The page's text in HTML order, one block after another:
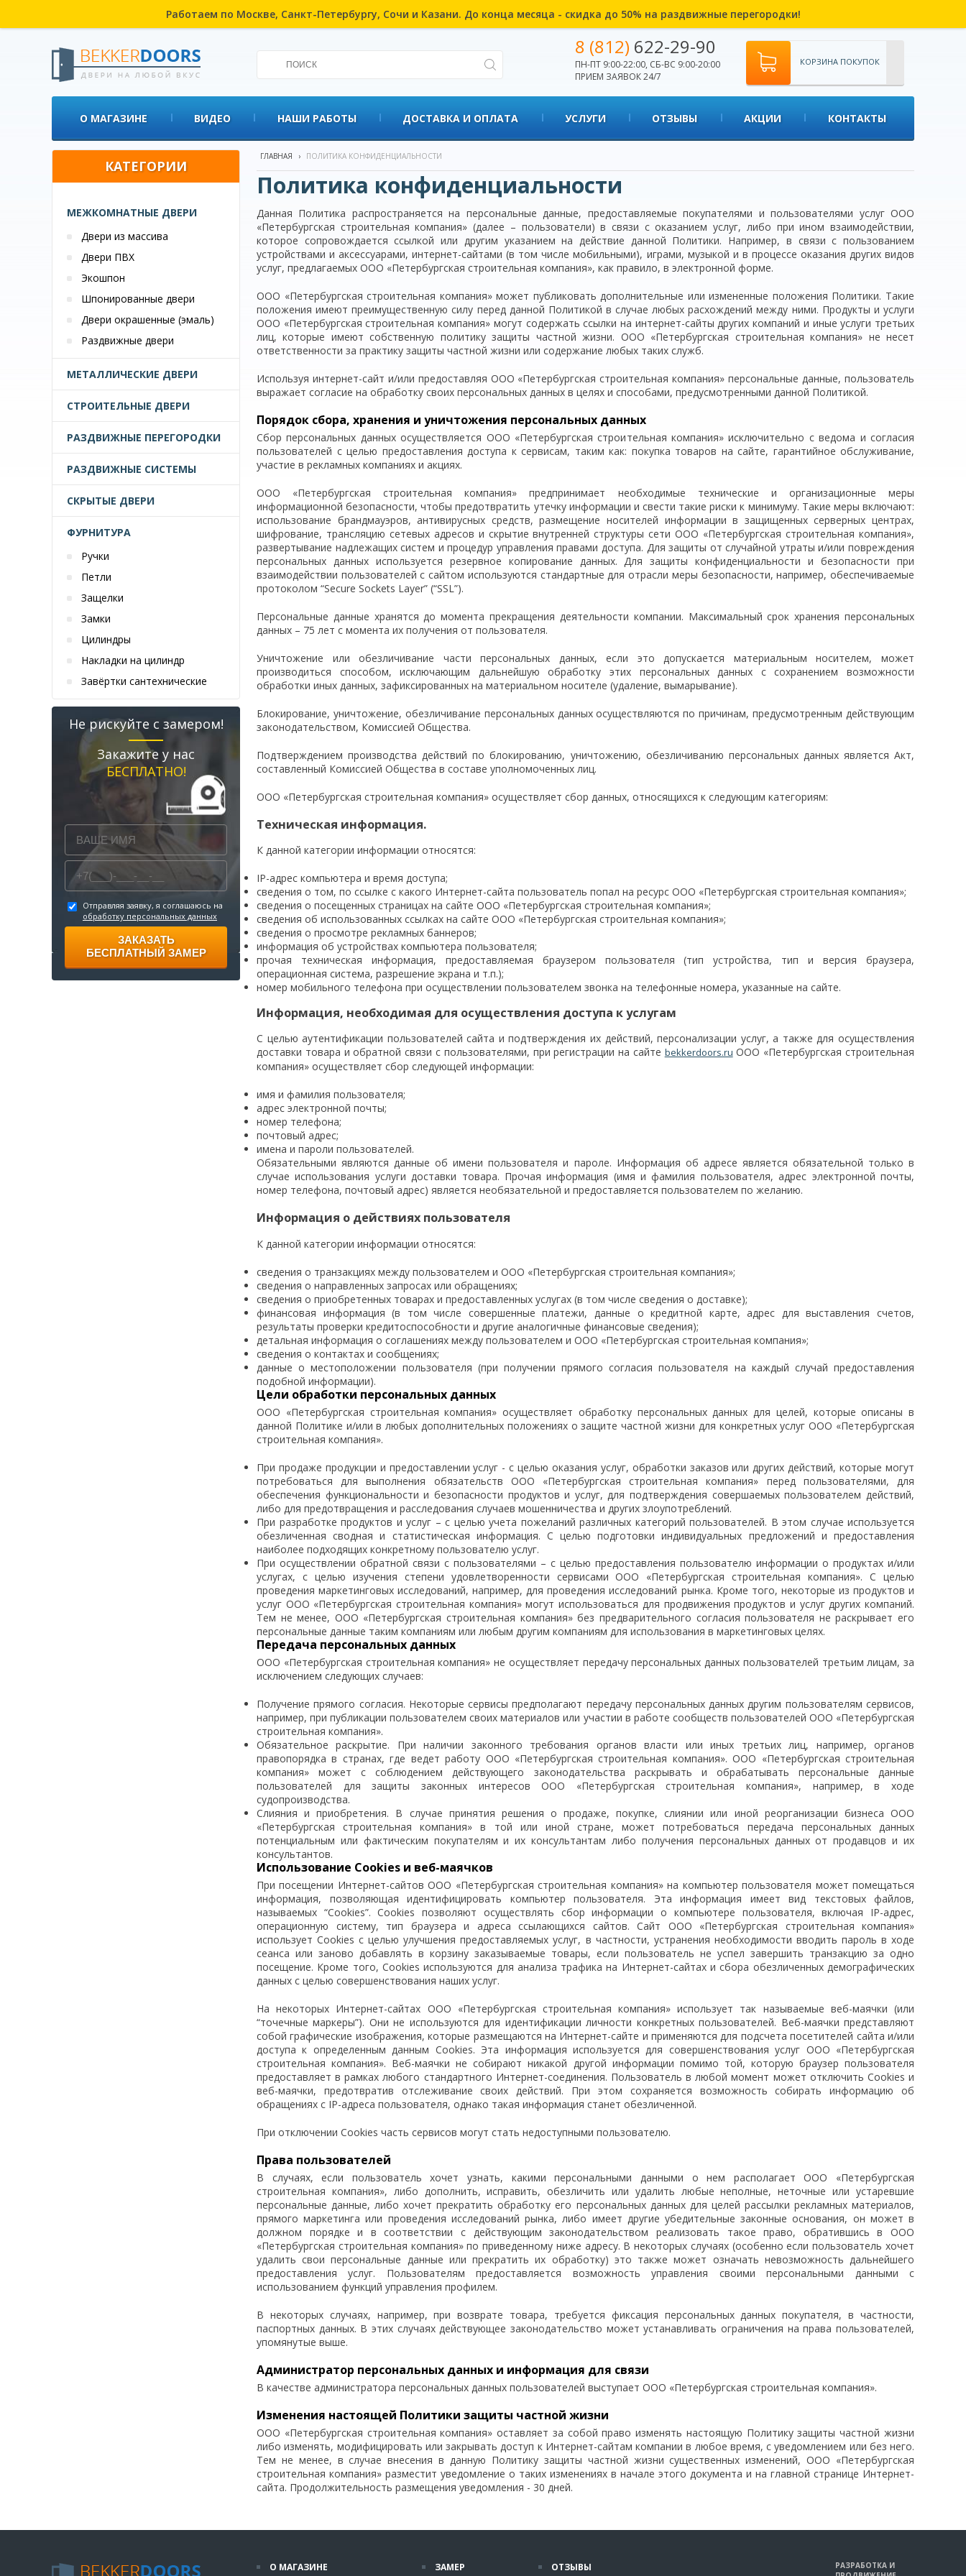
Работаем по Москве, Санкт-Петербургу, Сочи и Казани. До конца месяца - скидка до 50% на раздвижные перегородки!
8 (812) 622-29-90
ПН-ПТ 9:00-22:00, СБ-ВС 9:00-20:00
ПРИЕМ ЗАЯВОК 24/7
КОРЗИНА ПОКУПОК
О МАГАЗИНЕ ВИДЕО НАШИ РАБОТЫ ДОСТАВКА И ОПЛАТА УСЛУГИ ОТЗЫВЫ АКЦИИ КОНТАКТЫ
КАТЕГОРИИ
МЕЖКОМНАТНЫЕ ДВЕРИ
Двери из массива
Двери ПВХ
Экошпон
Шпонированные двери
Двери окрашенные (эмаль)
Раздвижные двери
МЕТАЛЛИЧЕСКИЕ ДВЕРИ
СТРОИТЕЛЬНЫЕ ДВЕРИ
РАЗДВИЖНЫЕ ПЕРЕГОРОДКИ
РАЗДВИЖНЫЕ СИСТЕМЫ
СКРЫТЫЕ ДВЕРИ
ФУРНИТУРА
Ручки
Петли
Защелки
Замки
Цилиндры
Накладки на цилиндр
Завёртки сантехнические
Не рискуйте с замером!
Закажите у нас
БЕСПЛАТНО!
Отправляя заявку, я соглашаюсь на
обработку персональных данных
ЗАКАЗАТЬ
БЕСПЛАТНЫЙ ЗАМЕР
ГЛАВНАЯ › ПОЛИТИКА КОНФИДЕНЦИАЛЬНОСТИ
Политика конфиденциальности
Данная Политика распространяется на персональные данные, предоставляемые покупателями и пользователями услуг ООО
«Петербургская строительная компания» (далее – пользователи) в связи с оказанием услуг, либо при ином взаимодействии,
которое сопровождается ссылкой или другим указанием на действие данной Политики. Например, в связи с пользованием
устройствами и аксессуарами, интернет-сайтами (в том числе мобильными), играми, музыкой и в процессе оказания других видов
услуг, предлагаемых ООО «Петербургская строительная компания», как правило, в электронной форме.
ООО «Петербургская строительная компания» может публиковать дополнительные или измененные положения Политики. Такие
положения имеют преимущественную силу перед данной Политикой в случае любых расхождений между ними. Продукты и услуги
ООО «Петербургская строительная компания» могут содержать ссылки на интернет-сайты других компаний и иные услуги третьих
лиц, которые имеют собственную политику защиты частной жизни. ООО «Петербургская строительная компания» не несет
ответственности за практику защиты частной жизни или содержание любых таких служб.
Используя интернет-сайт и/или предоставляя ООО «Петербургская строительная компания» персональные данные, пользователь
выражает согласие на обработку своих персональных данных в целях и способами, предусмотренными данной Политикой.
Порядок сбора, хранения и уничтожения персональных данных
Сбор персональных данных осуществляется ООО «Петербургская строительная компания» исключительно с ведома и согласия
пользователей с целью предоставления доступа к сервисам, таким как: покупка товаров на сайте, гарантийное обслуживание,
участие в рекламных компаниях и акциях.
ООО «Петербургская строительная компания» предпринимает необходимые технические и организационные меры
информационной безопасности, чтобы предотвратить утечку информации и свести такие риски к минимуму. Такие меры включают:
использование брандмауэров, антивирусных средств, размещение носителей информации в защищенных серверных центрах,
шифрование, трансляцию сетевых адресов и скрытие внутренней структуры сети ООО «Петербургская строительная компания»,
развертывание надлежащих систем и процедур управления правами доступа. Для защиты от случайной утраты и/или повреждения
персональных данных используется резервное копирование данных. Для защиты конфиденциальности и безопасности при
взаимодействии пользователей с сайтом используются стандартные для отрасли меры безопасности, например, обеспечиваемые
протоколом “Secure Sockets Layer” (“SSL”).
Персональные данные хранятся до момента прекращения деятельности компании. Максимальный срок хранения персональных
данных – 75 лет с момента их получения от пользователя.
Уничтожение или обезличивание части персональных данных, если это допускается материальным носителем, может
производиться способом, исключающим дальнейшую обработку этих персональных данных с сохранением возможности
обработки иных данных, зафиксированных на материальном носителе (удаление, вымарывание).
Блокирование, уничтожение, обезличивание персональных данных осуществляются по причинам, предусмотренным действующим
законодательством, Комиссией Общества.
Подтверждением производства действий по блокированию, уничтожению, обезличиванию персональных данных является Акт,
составленный Комиссией Общества в составе уполномоченных лиц.
ООО «Петербургская строительная компания» осуществляет сбор данных, относящихся к следующим категориям:
Техническая информация.
К данной категории информации относятся:
IP-адрес компьютера и время доступа;
сведения о том, по ссылке с какого Интернет-сайта пользователь попал на ресурс ООО «Петербургская строительная компания»;
сведения о посещенных страницах на сайте ООО «Петербургская строительная компания»;
сведения об использованных ссылках на сайте ООО «Петербургская строительная компания»;
сведения о просмотре рекламных баннеров;
информация об устройствах компьютера пользователя;
прочая техническая информация, предоставляемая браузером пользователя (тип устройства, тип и версия браузера,
операционная система, разрешение экрана и т.п.);
номер мобильного телефона при осуществлении пользователем звонка на телефонные номера, указанные на сайте.
Информация, необходимая для осуществления доступа к услугам
С целью аутентификации пользователей сайта и подтверждения их действий, персонализации услуг, а также для осуществления
доставки товара и обратной связи с пользователями, при регистрации на сайте bekkerdoors.ru ООО «Петербургская строительная
компания» осуществляет сбор следующей информации:
имя и фамилия пользователя;
адрес электронной почты;
номер телефона;
почтовый адрес;
имена и пароли пользователей.
Обязательными являются данные об имени пользователя и пароле. Информация об адресе является обязательной только в
случае использования услуги доставки товара. Прочая информация (имя и фамилия пользователя, адрес электронной почты,
номер телефона, почтовый адрес) является необязательной и предоставляется пользователем по желанию.
Информация о действиях пользователя
К данной категории информации относятся:
сведения о транзакциях между пользователем и ООО «Петербургская строительная компания»;
сведения о направленных запросах или обращениях;
сведения о приобретенных товарах и предоставленных услугах (в том числе сведения о доставке);
финансовая информация (в том числе совершенные платежи, данные о кредитной карте, адрес для выставления счетов,
результаты проверки кредитоспособности и другие аналогичные финансовые сведения);
детальная информация о соглашениях между пользователем и ООО «Петербургская строительная компания»;
сведения о контактах и сообщениях;
данные о местоположении пользователя (при получении прямого согласия пользователя на каждый случай предоставления
подобной информации).
Цели обработки персональных данных
ООО «Петербургская строительная компания» осуществляет обработку персональных данных для целей, которые описаны в
данной Политике и/или в любых дополнительных положениях о защите частной жизни для конкретных услуг ООО «Петербургская
строительная компания».
При продаже продукции и предоставлении услуг - с целью оказания услуг, обработки заказов или других действий, которые могут
потребоваться для выполнения обязательств ООО «Петербургская строительная компания» перед пользователями, для
обеспечения функциональности и безопасности продуктов и услуг, для подтверждения совершаемых пользователем действий,
либо для предотвращения и расследования случаев мошенничества и других злоупотреблений.
При разработке продуктов и услуг – с целью учета пожеланий различных категорий пользователей. В этом случае используется
обезличенная сводная и статистическая информация. С целью подготовки индивидуальных предложений и предоставления
наиболее подходящих конкретному пользователю услуг.
При осуществлении обратной связи с пользователями – с целью предоставления пользователю информации о продуктах и/или
услугах, с целью изучения степени удовлетворенности сервисами ООО «Петербургская строительная компания». С целью
проведения маркетинговых исследований, например, для проведения исследований рынка. Кроме того, некоторые из продуктов и
услуг ООО «Петербургская строительная компания» могут использоваться для продвижения продуктов и услуг других компаний.
Тем не менее, ООО «Петербургская строительная компания» без предварительного согласия пользователя не раскрывает его
персональные данные таким компаниям или любым другим компаниям для использования в маркетинговых целях.
Передача персональных данных
ООО «Петербургская строительная компания» не осуществляет передачу персональных данных пользователей третьим лицам, за
исключением следующих случаев:
Получение прямого согласия. Некоторые сервисы предполагают передачу персональных данных другим пользователям сервисов,
например, при публикации пользователем своих материалов или участии в работе сообществ пользователей ООО «Петербургская
строительная компания».
Обязательное раскрытие. При наличии законного требования органов власти или иных третьих лиц, например, органов
правопорядка в странах, где ведет работу ООО «Петербургская строительная компания». ООО «Петербургская строительная
компания» может с соблюдением действующего законодательства раскрывать и обрабатывать персональные данные
пользователей для защиты законных интересов ООО «Петербургская строительная компания», например, в ходе
судопроизводства.
Слияния и приобретения. В случае принятия решения о продаже, покупке, слиянии или иной реорганизации бизнеса ООО
«Петербургская строительная компания» в той или иной стране, может потребоваться передача персональных данных
потенциальным или фактическим покупателям и их консультантам либо получения персональных данных от продавцов и их
консультантов.
Использование Cookies и веб-маячков
При посещении Интернет-сайтов ООО «Петербургская строительная компания» на компьютер пользователя может помещаться
информация, позволяющая идентифицировать компьютер пользователя. Эта информация имеет вид текстовых файлов,
называемых “Cookies”. Cookies позволяют осуществлять сбор информации о компьютере пользователя, включая IP-адрес,
операционную систему, тип браузера и адреса ссылающихся сайтов. Сайт ООО «Петербургская строительная компания»
использует Cookies с целью улучшения предоставляемых услуг, в частности, устранения необходимости вводить пароль в ходе
сеанса или заново добавлять в корзину заказываемые товары, если пользователь не успел завершить транзакцию за одно
посещение. Кроме того, Cookies используются для анализа трафика на Интернет-сайтах и сбора обезличенных демографических
данных с целью совершенствования наших услуг.
На некоторых Интернет-сайтах ООО «Петербургская строительная компания» использует так называемые веб-маячки (или
“точечные маркеры”). Они не используются для идентификации личности конкретных пользователей. Веб-маячки представляют
собой графические изображения, которые размещаются на Интернет-сайте и применяются для подсчета посетителей сайта и/или
доступа к определенным данным Cookies. Эта информация используется для совершенствования услуг ООО «Петербургская
строительная компания». Веб-маячки не собирают никакой другой информации помимо той, которую браузер пользователя
предоставляет в рамках любого стандартного Интернет-соединения. Пользователь в любой момент может отключить Cookies и
веб-маячки, предотвратив отслеживание своих действий. При этом сохраняется возможность собирать информацию об
обращениях с IP-адреса пользователя, однако такая информация станет обезличенной.
При отключении Cookies часть сервисов могут стать недоступными пользователю.
Права пользователей
В случаях, если пользователь хочет узнать, какими персональными данными о нем располагает ООО «Петербургская
строительная компания», либо дополнить, исправить, обезличить или удалить любые неполные, неточные или устаревшие
персональные данные, либо хочет прекратить обработку его персональных данных для целей рассылки рекламных материалов,
прямого маркетинга или проведения исследований рынка, либо имеет другие убедительные законные основания, он может в
должном порядке и в соответствии с действующим законодательством реализовать такое право, обратившись в ООО
«Петербургская строительная компания» по приведенному ниже адресу. В некоторых случаях (особенно если пользователь хочет
удалить свои персональные данные или прекратить их обработку) это также может означать невозможность дальнейшего
предоставления услуг. Пользователям предоставляется возможность управления своими персональными данными с
использованием функций управления профилем.
В некоторых случаях, например, при возврате товара, требуется фиксация персональных данных покупателя, в частности,
паспортных данных. В этих случаях действующее законодательство может устанавливать ограничения на права пользователей,
упомянутые выше.
Администратор персональных данных и информация для связи
В качестве администратора персональных данных пользователей выступает ООО «Петербургская строительная компания».
Изменения настоящей Политики защиты частной жизни
ООО «Петербургская строительная компания» оставляет за собой право изменять настоящую Политику защиты частной жизни
либо изменять, модифицировать или закрывать доступ к Интернет-сайтам компании в любое время, с уведомлением или без него.
Тем не менее, в случае внесения в данную Политику защиты частной жизни существенных изменений, ООО «Петербургская
строительная компания» разместит уведомление о таких изменениях в начале этого документа и на главной странице Интернет-
сайта. Продолжительность размещения уведомления - 30 дней.
О МАГАЗИНЕ ЗАМЕР ОТЗЫВЫ
РАЗРАБОТКА И